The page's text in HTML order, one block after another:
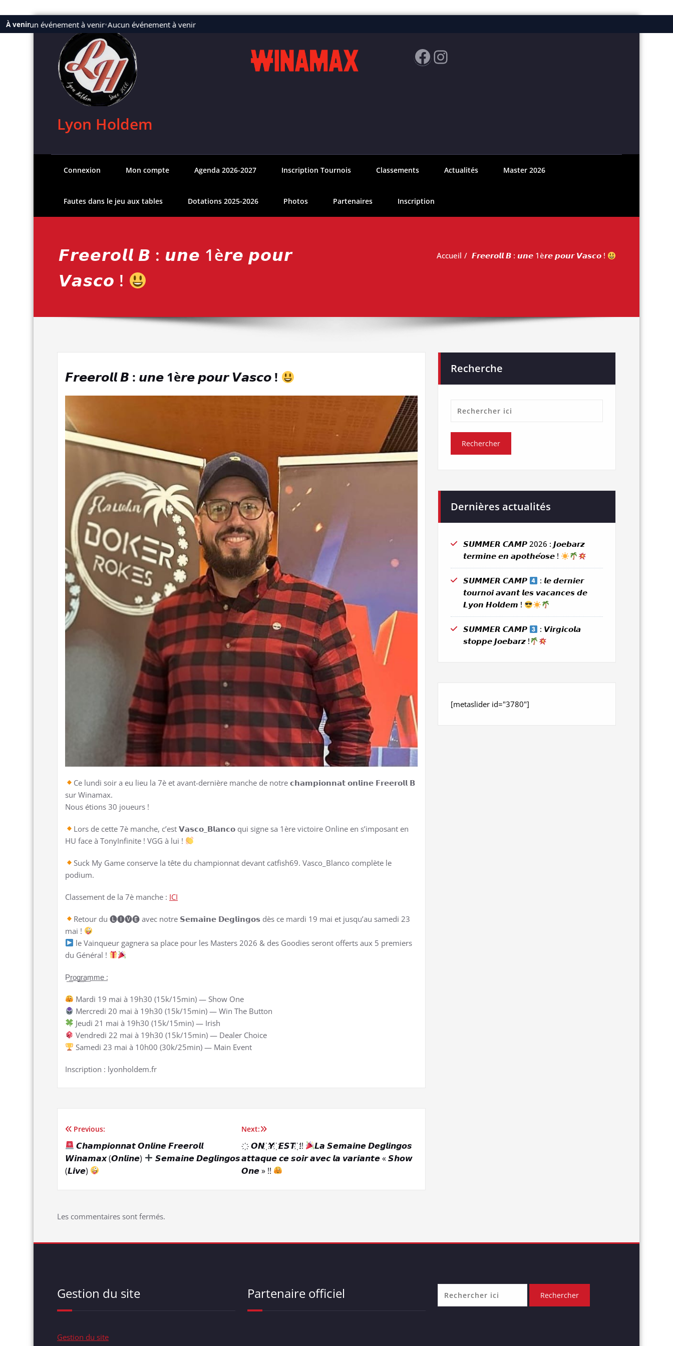
À venir
Aucun événement à venir•Aucun événement à venir
Aller
Lyon Holdem
Facebook
Instagram
Connexion Mon compte Agenda 2026-2027 Inscription Tournois Classements Actualités Master 2026
Fautes dans le jeu aux tables Dotations 2025-2026 Photos Partenaires Inscription
𝙁𝙧𝙚𝙚𝙧𝙤𝙡𝙡 𝘽 : 𝙪𝙣𝙚 1è𝙧𝙚 𝙥𝙤𝙪𝙧
𝙑𝙖𝙨𝙘𝙤 !
Accueil 𝙁𝙧𝙚𝙚𝙧𝙤𝙡𝙡 𝘽 : 𝙪𝙣𝙚 1è𝙧𝙚 𝙥𝙤𝙪𝙧 𝙑𝙖𝙨𝙘𝙤 !
𝙁𝙧𝙚𝙚𝙧𝙤𝙡𝙡 𝘽 : 𝙪𝙣𝙚 1è𝙧𝙚 𝙥𝙤𝙪𝙧 𝙑𝙖𝙨𝙘𝙤 !
Ce lundi soir a eu lieu la 7è et avant-dernière manche de notre 𝗰𝗵𝗮𝗺𝗽𝗶𝗼𝗻𝗻𝗮𝘁 𝗼𝗻𝗹𝗶𝗻𝗲 𝗙𝗿𝗲𝗲𝗿𝗼𝗹𝗹 𝗕
sur Winamax.
Nous étions 30 joueurs !
Lors de cette 7è manche, c’est 𝗩𝗮𝘀𝗰𝗼_𝗕𝗹𝗮𝗻𝗰𝗼 qui signe sa 1ère victoire Online en s’imposant en
HU face à TonyInfinite ! VGG à lui !
Suck My Game conserve la tête du championnat devant catfish69. Vasco_Blanco complète le
podium.
Classement de la 7è manche : ICI
Retour du 🅛🅘🅥🅔 avec notre 𝗦𝗲𝗺𝗮𝗶𝗻𝗲 𝗗𝗲𝗴𝗹𝗶𝗻𝗴𝗼𝘀 dès ce mardi 19 mai et jusqu’au samedi 23
mai !
le Vainqueur gagnera sa place pour les Masters 2026 & des Goodies seront offerts aux 5 premiers
du Général !
P͟r͟o͟g͟r͟a͟m͟m͟e͟ :
Mardi 19 mai à 19h30 (15k/15min) — Show One
Mercredi 20 mai à 19h30 (15k/15min) — Win The Button
Jeudi 21 mai à 19h30 (15k/15min) — Irish
Vendredi 22 mai à 19h30 (15k/15min) — Dealer Choice
Samedi 23 mai à 10h00 (30k/25min) — Main Event
Inscription : lyonholdem.fr
Navigation
de
Previous:
𝘾𝙝𝙖𝙢𝙥𝙞𝙤𝙣𝙣𝙖𝙩 𝙊𝙣𝙡𝙞𝙣𝙚 𝙁𝙧𝙚𝙚𝙧𝙤𝙡𝙡
𝙒𝙞𝙣𝙖𝙢𝙖𝙭 (𝙊𝙣𝙡𝙞𝙣𝙚)
𝙎𝙚𝙢𝙖𝙞𝙣𝙚 𝘿𝙚𝙜𝙡𝙞𝙣𝙜𝙤𝙨
(𝙇𝙞𝙫𝙚)
Next:
҉ 𝙊𝙉 ҉ 𝙔 ҉ 𝙀𝙎𝙏 ҉ !!
𝙇𝙖 𝙎𝙚𝙢𝙖𝙞𝙣𝙚 𝘿𝙚𝙜𝙡𝙞𝙣𝙜𝙤𝙨
𝙖𝙩𝙩𝙖𝙦𝙪𝙚 𝙘𝙚 𝙨𝙤𝙞𝙧 𝙖𝙫𝙚𝙘 𝙡𝙖 𝙫𝙖𝙧𝙞𝙖𝙣𝙩𝙚 « 𝙎𝙝𝙤𝙬
𝙊𝙣𝙚 » !!
Les commentaires sont fermés.
Recherche
Dernières actualités
𝙎𝙐𝙈𝙈𝙀𝙍 𝘾𝘼𝙈𝙋 2026 : 𝙅𝙤𝙚𝙗𝙖𝙧𝙯
𝙩𝙚𝙧𝙢𝙞𝙣𝙚 𝙚𝙣 𝙖𝙥𝙤𝙩𝙝𝙚́𝙤𝙨𝙚 !
𝙎𝙐𝙈𝙈𝙀𝙍 𝘾𝘼𝙈𝙋
: 𝙡𝙚 𝙙𝙚𝙧𝙣𝙞𝙚𝙧
𝙩𝙤𝙪𝙧𝙣𝙤𝙞 𝙖𝙫𝙖𝙣𝙩 𝙡𝙚𝙨 𝙫𝙖𝙘𝙖𝙣𝙘𝙚𝙨 𝙙𝙚
𝙇𝙮𝙤𝙣 𝙃𝙤𝙡𝙙𝙚𝙢 !
𝙎𝙐𝙈𝙈𝙀𝙍 𝘾𝘼𝙈𝙋
: 𝙑𝙞𝙧𝙜𝙞𝙘𝙤𝙡𝙖
𝙨𝙩𝙤𝙥𝙥𝙚 𝙅𝙤𝙚𝙗𝙖𝙧𝙯 !
[metaslider id="3780"]
Gestion du site
Gestion du site
Partenaire officiel